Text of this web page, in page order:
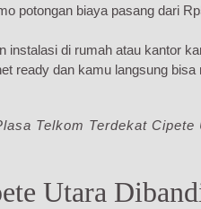
potongan biaya pasang dari
instalasi di rumah atau kantor
ready dan kamu langsung bisa
Telkom Terdekat Cipete
Utara